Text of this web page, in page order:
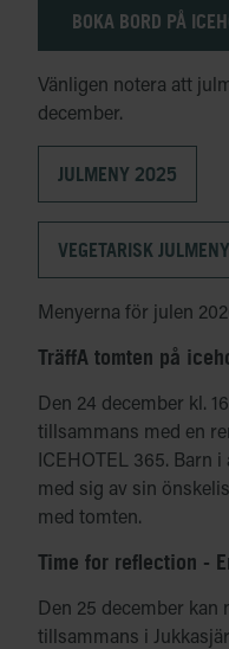
BOKA BORD PÅ
Vänligen notera att
december.
JULMENY 2025
VEGETARISK
Menyerna för julen
TräffA tomten på
Den 24 december kl.
tillsammans med en
ICEHOTEL 365. Barn
med sig av sin
med tomten.
Time for reflection -
Den 25 december kan
tillsammans i